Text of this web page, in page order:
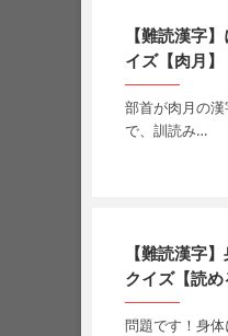
【難読漢字
イズ【肉月】
部首が肉月の
で、訓読み…
【難読漢字
クイズ【読め
問題です！身